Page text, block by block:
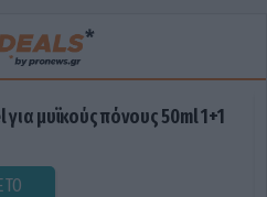
μυϊκούς πόνους 50ml 1+1
ΤΟ